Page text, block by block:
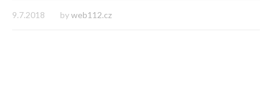
9.7.2018 byweb112.cz